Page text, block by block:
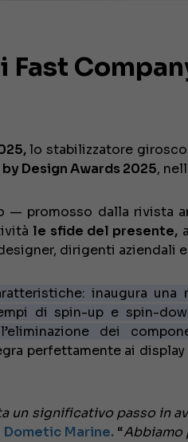
Fast
lo stabilizzatore
Design Awards 2025,
— promosso dalla rivista
le sfide del presente,
dirigenti aziendali
inaugura una
di spin-up e spin-
dei
perfettamente ai
un significativo passo in
Dometic Marine. “Abbiamo